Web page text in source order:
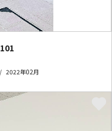
101
2022年02月